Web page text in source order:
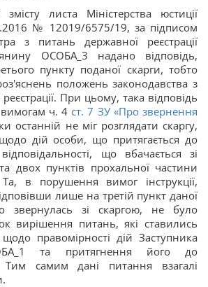
листа Міністерства юстиції
№ 12019/6575/19, за підписом
з питань державної реєстрації
ОСОБА_3 надано відповідь,
пункту поданої скарги, тобто
положень законодавства з
При цьому, така відповідь
вимогам ч. 4ст. 7 ЗУ «Про звернення
останній не міг розглядати скаргу,
дій особи, що притягається до
відповідальності, що вбачається зі
двох пунктів прохальної частини
в порушення вимог інструкції,
лише на третій пункт даної
звернулась зі скаргою, не було
вирішення питань, які ставились
правомірності дій Заступника
та притягнення його до
Тим самим дані питання взагалі